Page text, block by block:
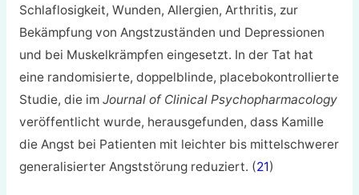
Schlaflosigkeit, Wunden, Allergien, Arthritis, zur
Bekämpfung von Angstzuständen und Depressionen
und bei Muskelkrämpfen eingesetzt. In der Tat hat
eine randomisierte, doppelblinde, placebokontrollierte
Studie, die im Journal of Clinical Psychopharmacology
veröffentlicht wurde, herausgefunden, dass Kamille
die Angst bei Patienten mit leichter bis mittelschwerer
generalisierter Angststörung reduziert. (21)